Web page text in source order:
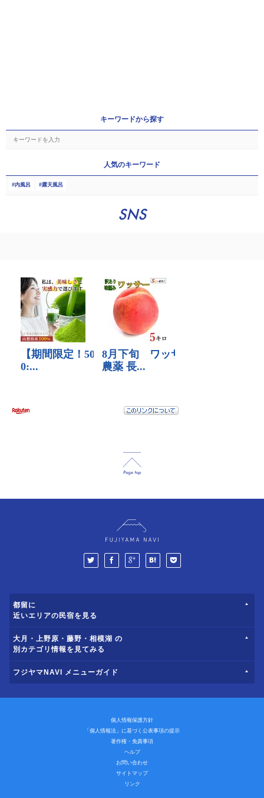
キーワードから探す
人気のキーワード
内風呂 露天風呂
SNS
都留に
近いエリアの民宿を見る
大月・上野原・藤野・相模湖 の
別カテゴリ情報を見てみる
フジヤマNAVI メニューガイド
個人情報保護方針
「個人情報法」に基づく公表事項の提示
著作権・免責事項
ヘルプ
お問い合わせ
サイトマップ
リンク